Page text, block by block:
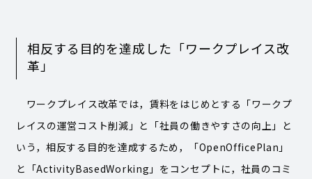
相反する目的を達成した「ワークプレイス改
革」
ワークプレイス改革では，賃料をはじめとする「ワークプ
レイスの運営コスト削減」と「社員の働きやすさの向上」と
いう，相反する目的を達成するため，「OpenOfficePlan」
と「ActivityBasedWorking」をコンセプトに，社員のコミ